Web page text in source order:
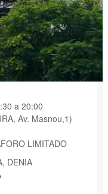
a 20:00
Av. Masnou,1)
LIMITADO
DENIA